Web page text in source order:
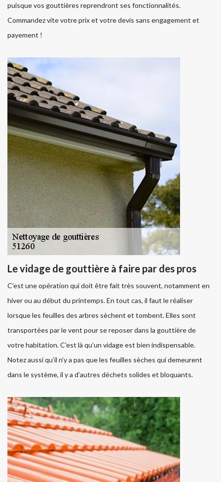
puisque vos gouttières reprendront ses fonctionnalités.
Commandez vite votre prix et votre devis sans engagement et
payement !
Le vidage de gouttière à faire par des pros
C’est une opération qui doit être fait très souvent, notamment en
hiver ou au début du printemps. En tout cas, il faut le réaliser
lorsque les feuilles des arbres sèchent et tombent. Elles sont
transportées par le vent pour se reposer dans la gouttière de
votre habitation. C’est là qu’un vidage est bien indispensable.
Notez aussi qu’il n’y a pas que les feuilles sèches qui demeurent
dans le système, il y a d’autres déchets solides et bloquants.